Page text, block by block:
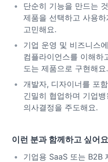
단순히 기능을 만드는
제품을 선택하고 사용
고민해요.
기업 운영 및 비즈니스
컴플라이언스를 이해하
도는 제품으로 구현해요.
개발자, 디자이너를 포
긴밀히 협업하며 기업
의사결정을 주도해요.
이런 분과 함께하고 싶어요
기업용 SaaS 또는